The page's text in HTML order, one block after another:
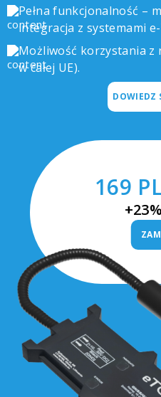
Pełna funkcjonalność –
integracja z systemami
Możliwość korzystania
w całej UE).
DOWIEDZ
169